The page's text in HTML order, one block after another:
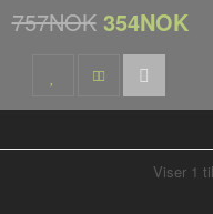
757NOK 354NOK
Viser 1